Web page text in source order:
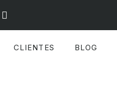
CLIENTES BLOG